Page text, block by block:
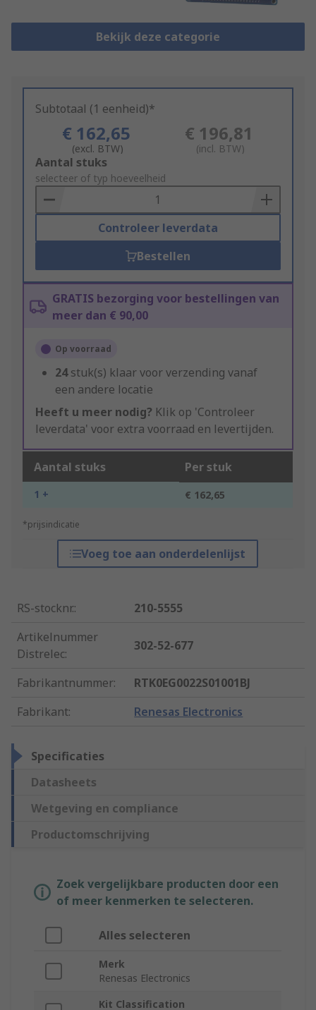
Bekijk deze categorie
Subtotaal (1 eenheid)*
€ 162,65
(excl. BTW)
€ 196,81
(incl. BTW)
Add
to
Basket
Aantal stuks
selecteer of typ hoeveelheid
Controleer leverdata
Bestellen
GRATIS bezorging voor bestellingen van
meer dan € 90,00
Op voorraad
24stuk(s) klaar voor verzending vanaf
een andere locatie
Heeft u meer nodig? Klik op 'Controleer
leverdata' voor extra voorraad en levertijden.
Aantal stuks Per stuk
1 + € 162,65
*prijsindicatie
Voeg toe aan onderdelenlijst
RS-stocknr.:
210-5555
Artikelnummer
Distrelec:
302-52-677
Fabrikantnummer:
RTK0EG0022S01001BJ
Fabrikant: Renesas Electronics
Specificaties
Datasheets
Wetgeving en compliance
Productomschrijving
Zoek vergelijkbare producten door een
of meer kenmerken te selecteren.
Alles selecteren
Merk
Renesas Electronics
Kit Classification